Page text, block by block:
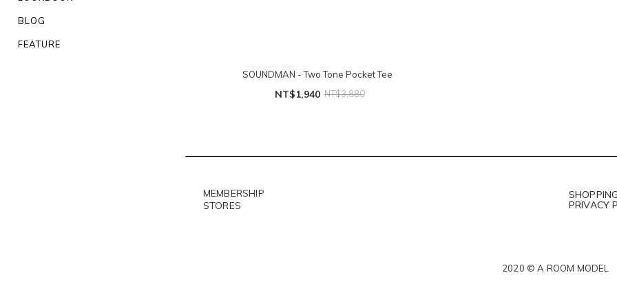
BLOG
FEATURE
SOUNDMAN - Two Tone Pocket Tee
NT$1,940 NT$3,880
MEMBERSHIP
STORES
PRIVACY
2020 © A ROOM MODEL